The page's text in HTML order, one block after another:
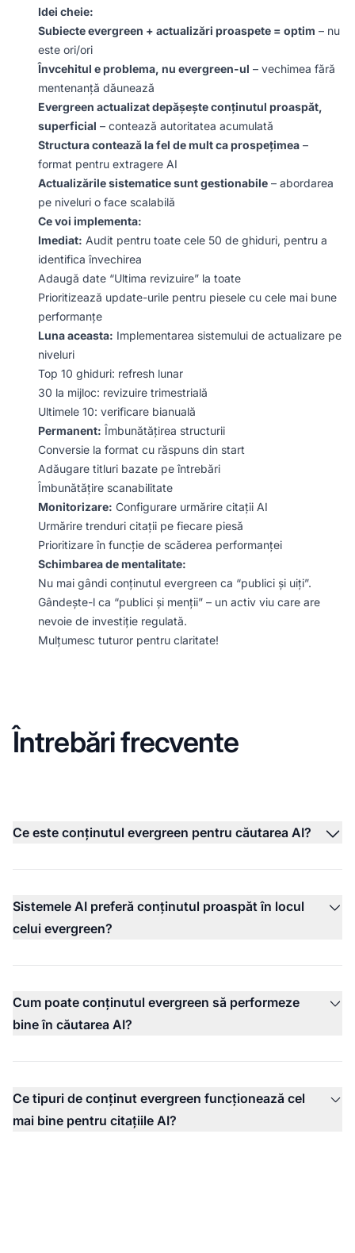
Idei cheie:
Subiecte evergreen + actualizări proaspete = optim – nu
este ori/ori
Învcehitul e problema, nu evergreen-ul – vechimea fără
mentenanță dăunează
Evergreen actualizat depășește conținutul proaspăt,
superficial – contează autoritatea acumulată
Structura contează la fel de mult ca prospețimea –
format pentru extragere AI
Actualizările sistematice sunt gestionabile – abordarea
pe niveluri o face scalabilă
Ce voi implementa:
Imediat: Audit pentru toate cele 50 de ghiduri, pentru a
identifica învechirea
Adaugă date “Ultima revizuire” la toate
Prioritizează update-urile pentru piesele cu cele mai bune
performanțe
Luna aceasta: Implementarea sistemului de actualizare pe
niveluri
Top 10 ghiduri: refresh lunar
30 la mijloc: revizuire trimestrială
Ultimele 10: verificare bianuală
Permanent: Îmbunătățirea structurii
Conversie la format cu răspuns din start
Adăugare titluri bazate pe întrebări
Îmbunătățire scanabilitate
Monitorizare: Configurare urmărire citații AI
Urmărire trenduri citații pe fiecare piesă
Prioritizare în funcție de scăderea performanței
Schimbarea de mentalitate:
Nu mai gândi conținutul evergreen ca “publici și uiți”.
Gândește-l ca “publici și menții” – un activ viu care are
nevoie de investiție regulată.
Mulțumesc tuturor pentru claritate!
Întrebări frecvente
Ce este conținutul evergreen pentru căutarea AI?
Sistemele AI preferă conținutul proaspăt în locul
celui evergreen?
Cum poate conținutul evergreen să performeze
bine în căutarea AI?
Ce tipuri de conținut evergreen funcționează cel
mai bine pentru citațiile AI?